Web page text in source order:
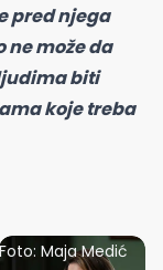
pred njega
ne može da
biti
koje treba
Foto: Maja Medić